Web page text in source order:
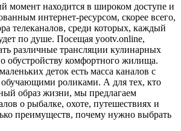
момент находится в широком доступе и
интернет-ресурсом, скорее всего,
телеканалов, среди которых, каждый
по душе. Посещая yootv.online,
различные трансляции кулинарных
обустройству комфортного жилища.
деток есть масса каналов с
роликами. А для тех, кто
образ жизни, мы предлагаем
о рыбалке, охоте, путешествиях и
преимуществ, почему нужно выбрать